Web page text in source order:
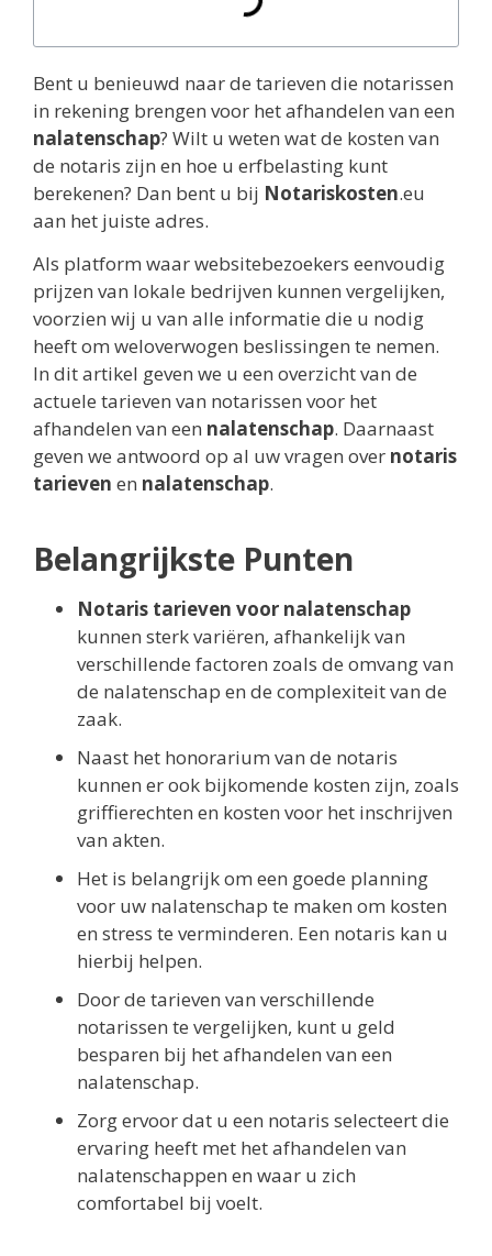
Bent u benieuwd naar de tarieven die notarissen
in rekening brengen voor het afhandelen van een
nalatenschap? Wilt u weten wat de kosten van
de notaris zijn en hoe u erfbelasting kunt
berekenen? Dan bent u bij Notariskosten.eu
aan het juiste adres.
Als platform waar websitebezoekers eenvoudig
prijzen van lokale bedrijven kunnen vergelijken,
voorzien wij u van alle informatie die u nodig
heeft om weloverwogen beslissingen te nemen.
In dit artikel geven we u een overzicht van de
actuele tarieven van notarissen voor het
afhandelen van een nalatenschap. Daarnaast
geven we antwoord op al uw vragen over notaris
tarieven en nalatenschap.
Belangrijkste Punten
Notaris tarieven voor nalatenschap
kunnen sterk variëren, afhankelijk van
verschillende factoren zoals de omvang van
de nalatenschap en de complexiteit van de
zaak.
Naast het honorarium van de notaris
kunnen er ook bijkomende kosten zijn, zoals
griffierechten en kosten voor het inschrijven
van akten.
Het is belangrijk om een goede planning
voor uw nalatenschap te maken om kosten
en stress te verminderen. Een notaris kan u
hierbij helpen.
Door de tarieven van verschillende
notarissen te vergelijken, kunt u geld
besparen bij het afhandelen van een
nalatenschap.
Zorg ervoor dat u een notaris selecteert die
ervaring heeft met het afhandelen van
nalatenschappen en waar u zich
comfortabel bij voelt.